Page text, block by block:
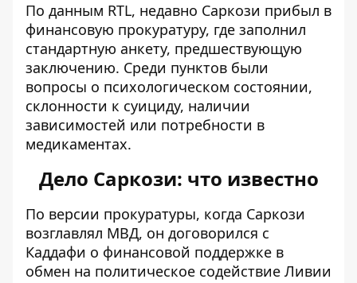
По данным RTL, недавно Саркози прибыл в
финансовую прокуратуру, где заполнил
стандартную анкету, предшествующую
заключению. Среди пунктов были
вопросы о психологическом состоянии,
склонности к суициду, наличии
зависимостей или потребности в
медикаментах.
Дело Саркози: что известно
По версии прокуратуры, когда Саркози
возглавлял МВД, он договорился с
Каддафи о финансовой поддержке в
обмен на политическое содействие Ливии